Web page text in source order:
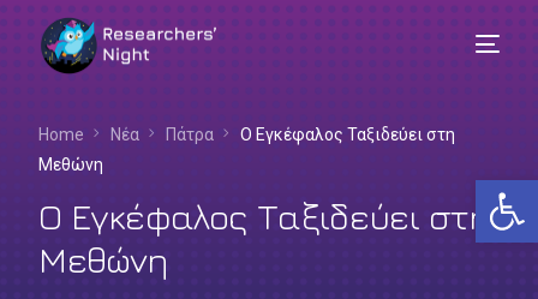
Home Νέα Πάτρα
Ο Εγκέφαλος Ταξιδεύει στη
Μεθώνη
Ο Εγκέφαλος Ταξιδεύει στη
Μεθώνη